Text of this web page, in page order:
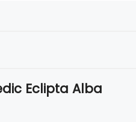
Eclipta Alba